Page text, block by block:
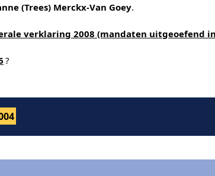
(Trees) Merckx-Van Goey.
verklaring 2008 (mandaten uitgeoefend
?